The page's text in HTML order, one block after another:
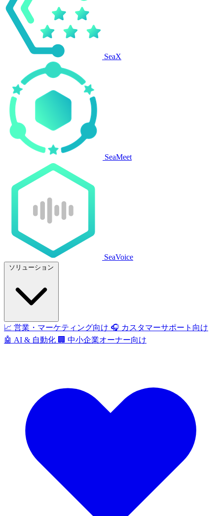
SeaX
SeaMeet
SeaVoice
ソリューション
📈 営業・マーケティング向け 🎧 カスタマーサポート向け
🤖 AI & 自動化 🏢 中小企業オーナー向け